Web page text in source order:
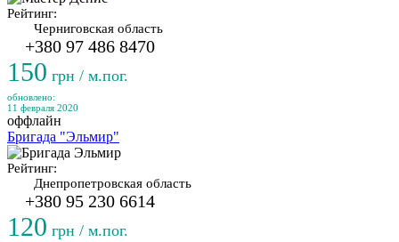
Рейтинг:
Черниговская область
+380 97 486 8470
150 грн / м.пог.
обновлено:
11 февраля 2020
оффлайн
Бригада "Эльмир"
Рейтинг:
Днепропетровская область
+380 95 230 6614
120 грн / м.пог.